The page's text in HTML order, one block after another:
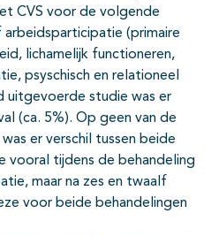
CVS voor de volgende
(primaire
lichamelijk functioneren,
psyschisch en relationeel
uitgevoerde studie was er
(ca. 5%). Op geen van de
er verschil tussen beide
vooral tijdens de behandeling
maar na zes en twaalf
voor beide behandelingen